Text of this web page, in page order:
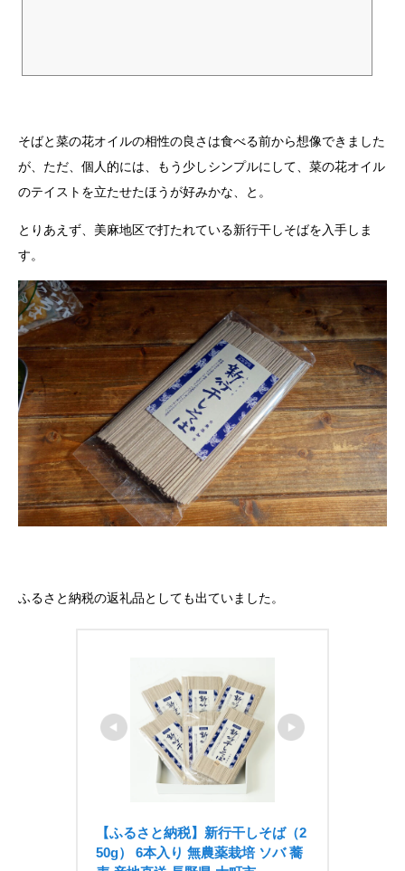
そばと菜の花オイルの相性の良さは食べる前から想像できました
が、ただ、個人的には、もう少しシンプルにして、菜の花オイル
のテイストを立たせたほうが好みかな、と。
とりあえず、美麻地区で打たれている新行干しそばを入手しま
す。
ふるさと納税の返礼品としても出ていました。
【ふるさと納税】新行干しそば（2
50g） 6本入り 無農薬栽培 ソバ 蕎